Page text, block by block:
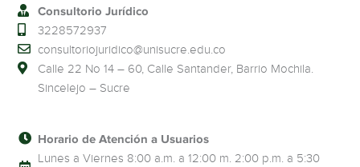
Consultorio Jurídico
3228572937
consultoriojuridico@unisucre.edu.co
Calle 22 No 14 – 60, Calle Santander, Barrio Mochila.
Sincelejo – Sucre
Horario de Atención a Usuarios
Lunes a Viernes 8:00 a.m. a 12:00 m. 2:00 p.m. a 5:30